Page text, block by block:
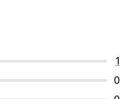
1
0